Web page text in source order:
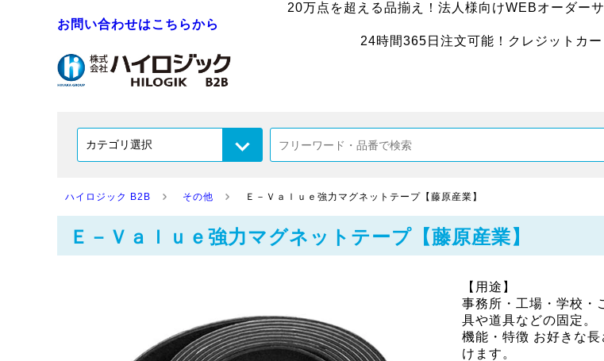
20万点を超える品揃え！法人様向けWEBオーダー
お問い合わせはこちらから
24時間365日注文可能！クレジットカ
ハイロジック B2B その他 Ｅ－Ｖａｌｕｅ強力マグネットテープ【藤原産業】
Ｅ－Ｖａｌｕｅ強力マグネットテープ【藤原産業】
【用途】
事務所・工場・学校・
具や道具などの固定。
機能・特徴 お好きな
けます。